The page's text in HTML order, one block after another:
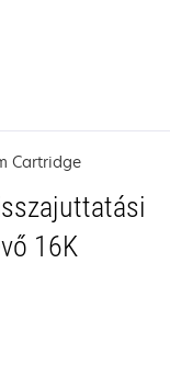
Cartridge
16K